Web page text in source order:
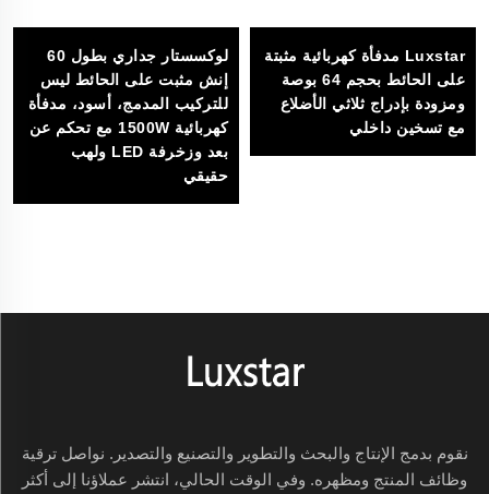
Luxstar مدفأة كهربائية مثبتة
على الحائط بحجم 64 بوصة
ومزودة بإدراج ثلاثي الأضلاع
مع تسخين داخلي
لوكسستار جداري بطول 60
إنش مثبت على الحائط ليس
للتركيب المدمج، أسود، مدفأة
كهربائية 1500W مع تحكم عن
بعد وزخرفة LED ولهب
حقيقي
نقوم بدمج الإنتاج والبحث والتطوير والتصنيع والتصدير. نواصل ترقية
وظائف المنتج ومظهره. وفي الوقت الحالي، انتشر عملاؤنا إلى أكثر